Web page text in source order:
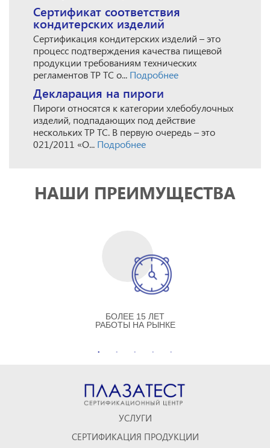
Сертификат соответствия
кондитерских изделий
Сертификация кондитерских изделий – это
процесс подтверждения качества пищевой
продукции требованиям технических
регламентов ТР ТС о... Подробнее
Декларация на пироги
Пироги относятся к категории хлебобулочных
изделий, подпадающих под действие
нескольких ТР ТС. В первую очередь – это
021/2011 «О... Подробнее
НАШИ ПРЕИМУЩЕСТВА
БОЛЕЕ 15 ЛЕТ
РАБОТЫ НА РЫНКЕ
УСЛУГИ
СЕРТИФИКАЦИЯ ПРОДУКЦИИ